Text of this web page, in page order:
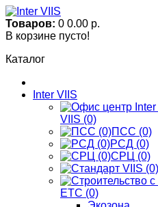
Товаров: 0 0.00 р.
В корзине пусто!
Каталог
Inter VIIS
VIIS (0)
ПСС (0)
РСД (0)
СРЦ (0)
ЕТС (0)